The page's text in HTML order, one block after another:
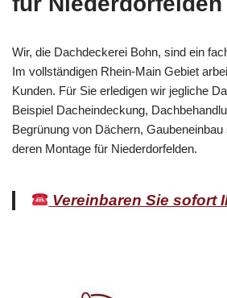
Wir, die Dachdeckerei Bohn, sind ein
Im vollständigen Rhein-Main Gebiet
Kunden. Für Sie erledigen wir jegliche
Beispiel Dacheindeckung,
Begrünung von Dächern,
deren Montage für Niederdorfelden.
Vereinbaren Sie sofort